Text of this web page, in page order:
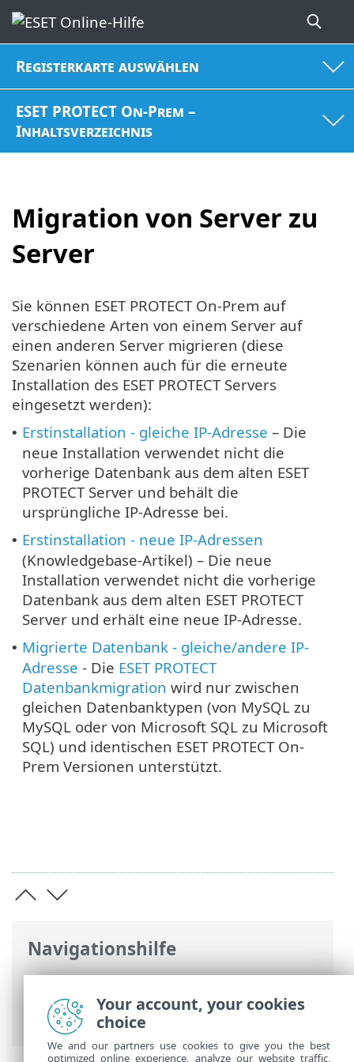
Registerkarte auswählen
ESET PROTECT On-Prem –
Inhaltsverzeichnis
Migration von Server zu
Server
Navigationshilfe
ESET Online-Hilfe>ESET PROTECT On-
Prem>Migrieren und erneut installieren
> Migration von Server zu Server
Sie können ESET PROTECT On-Prem auf
verschiedene Arten von einem Server auf
einen anderen Server migrieren (diese
Szenarien können auch für die erneute
Installation des ESET PROTECT Servers
eingesetzt werden):
• Erstinstallation - gleiche IP-Adresse – Die
neue Installation verwendet nicht die
vorherige Datenbank aus dem alten ESET
PROTECT Server und behält die
ursprüngliche IP-Adresse bei.
• Erstinstallation - neue IP-Adressen
(Knowledgebase-Artikel) – Die neue
Installation verwendet nicht die vorherige
Datenbank aus dem alten ESET PROTECT
Server und erhält eine neue IP-Adresse.
• Migrierte Datenbank - gleiche/andere IP-
Adresse - Die ESET PROTECT
Datenbankmigration wird nur zwischen
gleichen Datenbanktypen (von MySQL zu
MySQL oder von Microsoft SQL zu Microsoft
SQL) und identischen ESET PROTECT On-
Prem Versionen unterstützt.
Your account, your cookies
choice
We and our partners use cookies to give you the best
optimized online experience, analyze our website traffic,